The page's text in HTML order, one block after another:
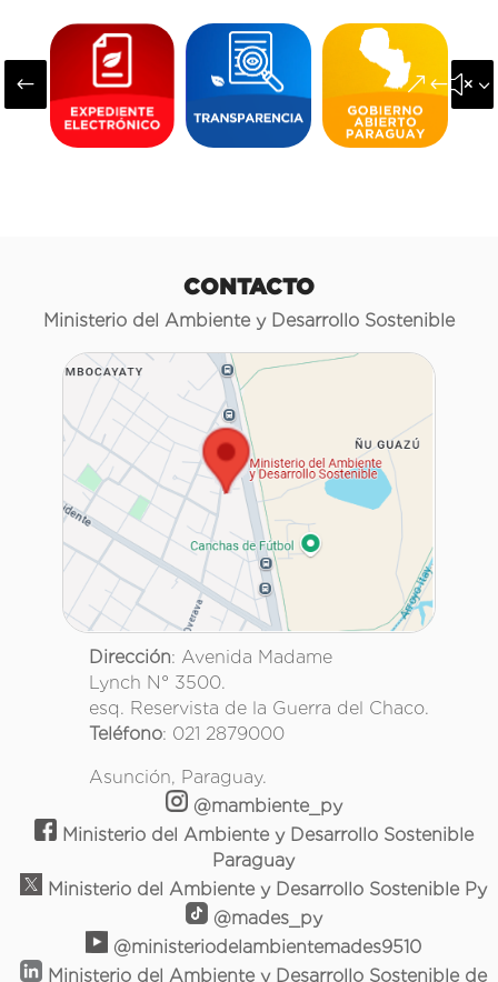
#
CONTACTO
Ministerio del Ambiente y Desarrollo Sostenible
Dirección: Avenida Madame
Lynch N° 3500.
esq. Reservista de la Guerra del Chaco.
Teléfono: 021 2879000
Asunción, Paraguay.
@mambiente_py
Ministerio del Ambiente y Desarrollo Sostenible
Paraguay
Ministerio del Ambiente y Desarrollo Sostenible Py
@mades_py
@ministeriodelambientemades9510
Ministerio del Ambiente y Desarrollo Sostenible de